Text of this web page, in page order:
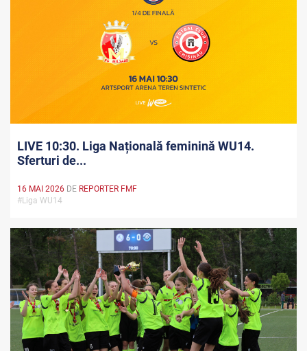
LIVE 10:30. Liga Națională feminină WU14.
Sferturi de...
16 MAI 2026 DE REPORTER FMF
#Liga WU14